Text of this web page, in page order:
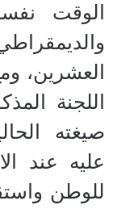
الوقت
العشرين،
اللجنة
صيغته
عليه عند
للوطن